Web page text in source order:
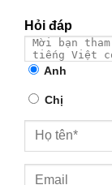
Hỏi đáp
Anh
Chị